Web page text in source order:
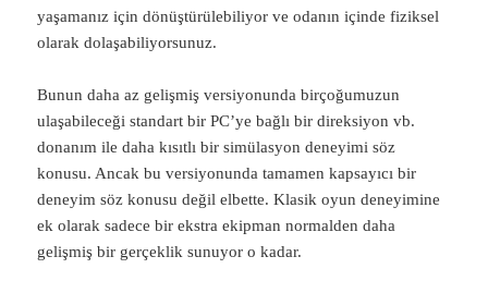
yaşamanız için dönüştürülebiliyor ve odanın içinde fiziksel
olarak dolaşabiliyorsunuz.
Bunun daha az gelişmiş versiyonunda birçoğumuzun
ulaşabileceği standart bir PC’ye bağlı bir direksiyon vb.
donanım ile daha kısıtlı bir simülasyon deneyimi söz
konusu. Ancak bu versiyonunda tamamen kapsayıcı bir
deneyim söz konusu değil elbette. Klasik oyun deneyimine
ek olarak sadece bir ekstra ekipman normalden daha
gelişmiş bir gerçeklik sunuyor o kadar.